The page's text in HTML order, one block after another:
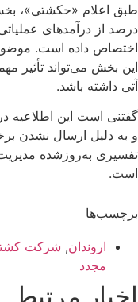
درصد از درآمدهای
اختصاص داده است.
این بخش می‌تواند تأثیر
آتی داشته باشد.
گفتنی است این اطلاعیه
و به دلیل ارسال نشدن
تفسیری به‌روزشده
است.
برچسب‌ها
اروندان, شرکت
مجدد